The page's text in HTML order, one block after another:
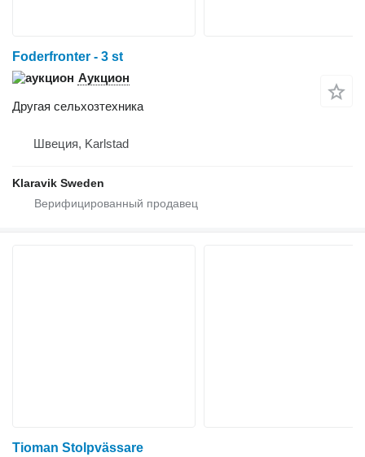
Foderfronter - 3 st
Аукцион
Другая сельхозтехника
Швеция, Karlstad
Klaravik Sweden
Tioman Stolpvässare